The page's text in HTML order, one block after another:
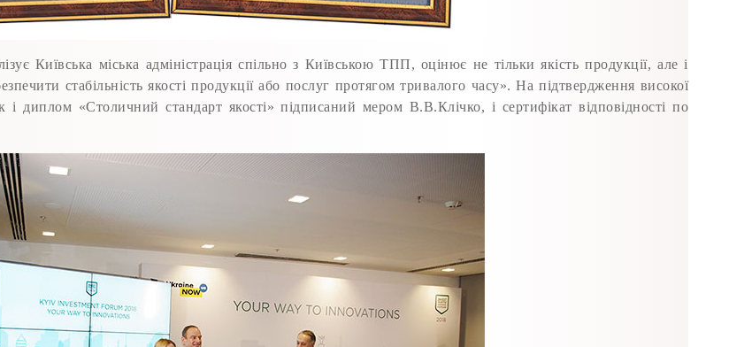
Київська міська адміністрація спільно з Київською ТПП, оцінює не тільки якість продукції, але і
стабільність якості продукції або послуг протягом тривалого часу». На підтвердження високої
диплом «Столичний стандарт якості» підписаний мером В.В.Клічко, і сертифікат відповідності по